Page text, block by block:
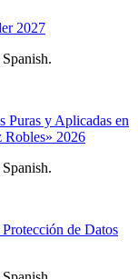
2027
Puras y Aplicadas en
Robles» 2026
de Datos